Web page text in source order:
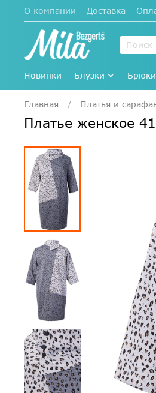
О компании Доставка
Новинки Блузки
Главная Платья и
Платье женское